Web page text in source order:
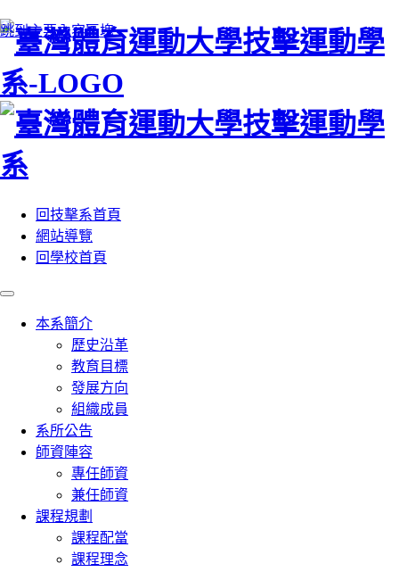
跳到主要內容區塊
:::
回技擊系首頁
網站導覽
回學校首頁
本系簡介
歷史沿革
教育目標
發展方向
組織成員
系所公告
師資陣容
專任師資
兼任師資
課程規劃
課程配當
課程理念